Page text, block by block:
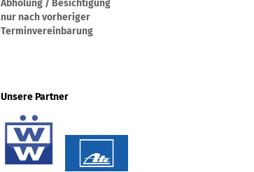
Abholung / Besichtigung
nur nach vorheriger
Terminvereinbarung
Unsere Partner